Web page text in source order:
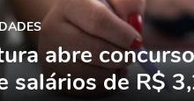
abre
salários de R$